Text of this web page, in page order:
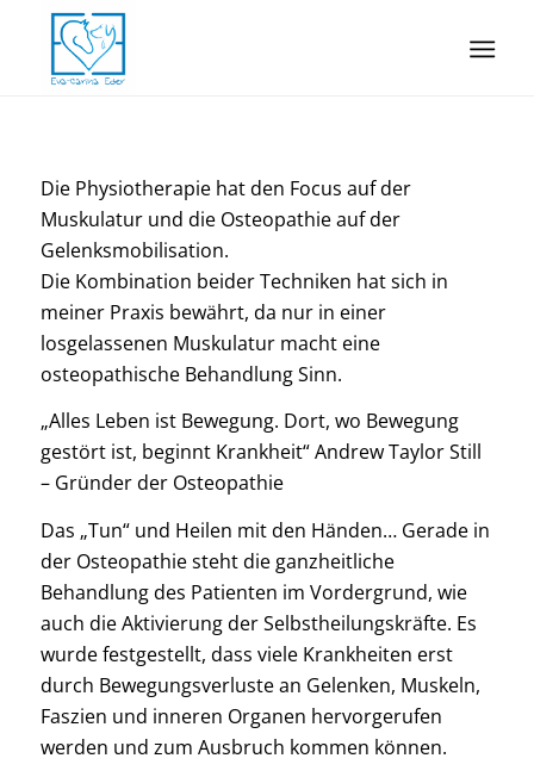
Die Physiotherapie hat den Focus auf der
Muskulatur und die Osteopathie auf der
Gelenksmobilisation.
Die Kombination beider Techniken hat sich in
meiner Praxis bewährt, da nur in einer
losgelassenen Muskulatur macht eine
osteopathische Behandlung Sinn.
„Alles Leben ist Bewegung. Dort, wo Bewegung
gestört ist, beginnt Krankheit“ Andrew Taylor Still
– Gründer der Osteopathie
Das „Tun“ und Heilen mit den Händen… Gerade in
der Osteopathie steht die ganzheitliche
Behandlung des Patienten im Vordergrund, wie
auch die Aktivierung der Selbstheilungskräfte. Es
wurde festgestellt, dass viele Krankheiten erst
durch Bewegungsverluste an Gelenken, Muskeln,
Faszien und inneren Organen hervorgerufen
werden und zum Ausbruch kommen können.